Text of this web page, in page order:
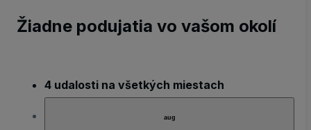
Žiadne podujatia vo vašom okolí
4 udalosti na všetkých miestach
aug